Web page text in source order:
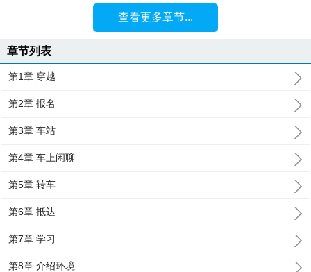
查看更多章节...
章节列表
第1章 穿越
第2章 报名
第3章 车站
第4章 车上闲聊
第5章 转车
第6章 抵达
第7章 学习
第8章 介绍环境